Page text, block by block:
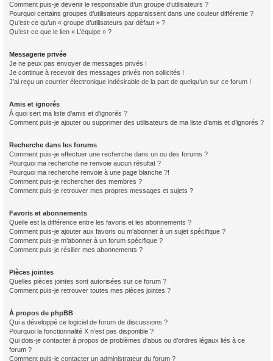
Comment puis-je devenir le responsable d’un groupe d’utilisateurs ?
Pourquoi certains groupes d’utilisateurs apparaissent dans une couleur différente ?
Qu’est-ce qu’un « groupe d’utilisateurs par défaut » ?
Qu’est-ce que le lien « L’équipe » ?
Messagerie privée
Je ne peux pas envoyer de messages privés !
Je continue à recevoir des messages privés non sollicités !
J’ai reçu un courrier électronique indésirable de la part de quelqu’un sur ce forum !
Amis et ignorés
À quoi sert ma liste d’amis et d’ignorés ?
Comment puis-je ajouter ou supprimer des utilisateurs de ma liste d’amis et d’ignorés ?
Recherche dans les forums
Comment puis-je effectuer une recherche dans un ou des forums ?
Pourquoi ma recherche ne renvoie aucun résultat ?
Pourquoi ma recherche renvoie à une page blanche ?!
Comment puis-je rechercher des membres ?
Comment puis-je retrouver mes propres messages et sujets ?
Favoris et abonnements
Quelle est la différence entre les favoris et les abonnements ?
Comment puis-je ajouter aux favoris ou m’abonner à un sujet spécifique ?
Comment puis-je m’abonner à un forum spécifique ?
Comment puis-je résilier mes abonnements ?
Pièces jointes
Quelles pièces jointes sont autorisées sur ce forum ?
Comment puis-je retrouver toutes mes pièces jointes ?
À propos de phpBB
Qui a développé ce logiciel de forum de discussions ?
Pourquoi la fonctionnalité X n’est pas disponible ?
Qui dois-je contacter à propos de problèmes d’abus ou d’ordres légaux liés à ce
forum ?
Comment puis-je contacter un administrateur du forum ?